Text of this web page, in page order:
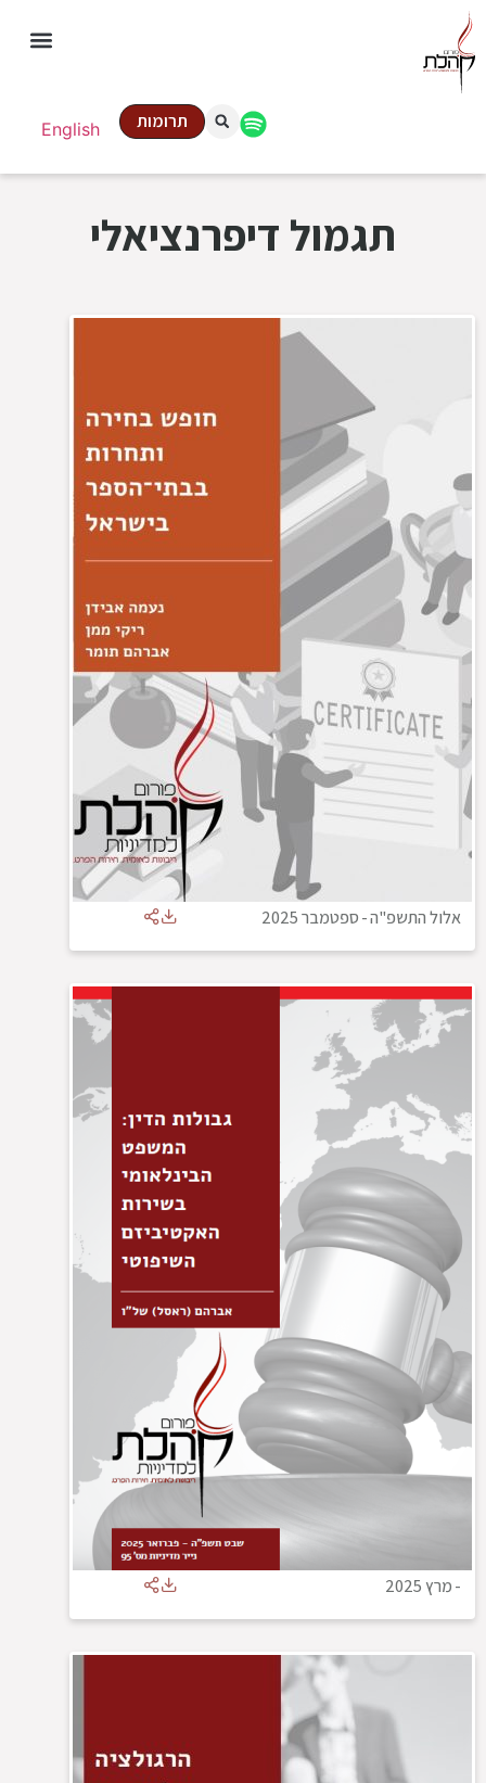
English תרומות
תגמול דיפרנציאלי
אלול התשפ"ה-ספטמבר 2025
-מרץ 2025